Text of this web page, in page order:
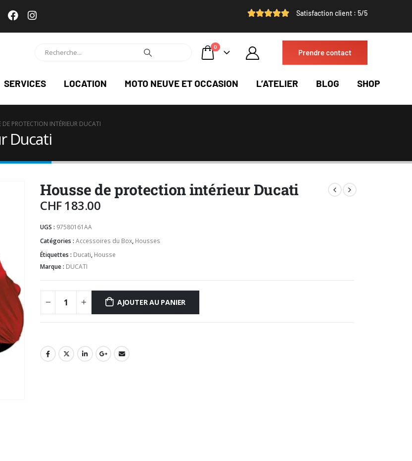
Satisfaction client : 5/5
0
Prendre contact
SERVICES LOCATION MOTO NEUVE ET OCCASION L’ATELIER BLOG SHOP
DE PROTECTION INTÉRIEUR DUCATI
Ducati
Housse de protection intérieur Ducati
CHF183.00
UGS : 97580161AA
Catégories : Accessoires du Box, Housses
Étiquettes : Ducati, Housse
Marque : DUCATI
AJOUTER AU PANIER